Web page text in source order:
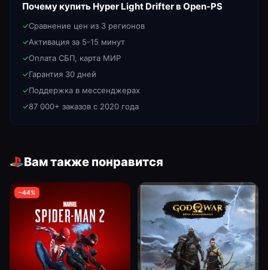
Почему купить Hyper Light Drifterв Open-PS
✓Сравнение цен из 3 регионов
✓Активация за 5-15 минут
✓Оплата СБП, карта МИР
✓Гарантия 30 дней
✓Поддержка в мессенджерах
✓87 000+ заказов с 2020 года
Вам также понравится
−44%